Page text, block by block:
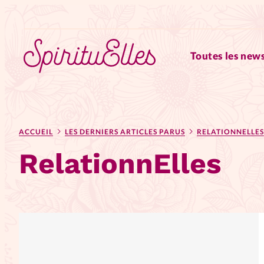
Toutes les
Actus au féminin
Astuces
ACCUEIL LES DERNIERS ARTICLES PARUS RELATIONNELLES
RelationnElles